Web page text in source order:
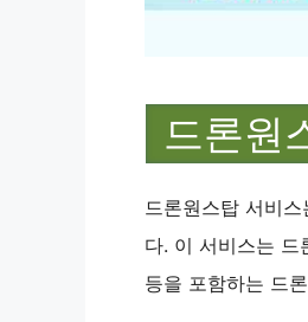
드론원
드론원스탑 서비
다. 이 서비스는 드
등을 포함하는 드